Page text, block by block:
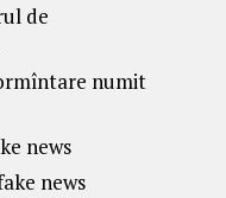
de
numit
news
news